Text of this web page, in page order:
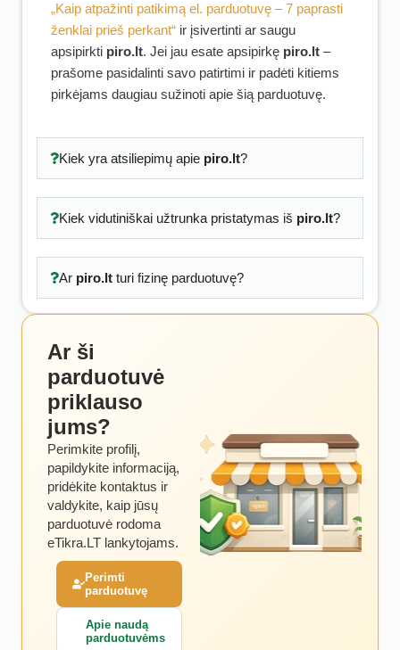
„Kaip atpažinti patikimą el. parduotuvę – 7 paprasti
ženklai prieš perkant“ ir įsivertinti ar saugu
apsipirkti piro.lt. Jei jau esate apsipirkę piro.lt –
prašome pasidalinti savo patirtimi ir padėti kitiems
pirkėjams daugiau sužinoti apie šią parduotuvę.
Kiek yra atsiliepimų apie piro.lt?
Kiek vidutiniškai užtrunka pristatymas iš piro.lt?
Ar piro.ltturi fizinę parduotuvę?
Ar ši
parduotuvė
priklauso
jums?
Perimkite profilį,
papildykite informaciją,
pridėkite kontaktus ir
valdykite, kaip jūsų
parduotuvė rodoma
eTikra.LT lankytojams.
Perimti
parduotuvę
Apie naudą
parduotuvėms